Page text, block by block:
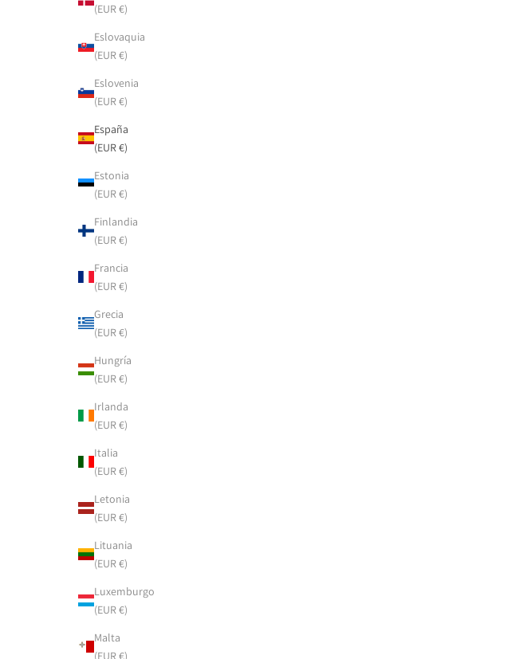
(EUR €)
Eslovaquia
(EUR €)
Eslovenia
(EUR €)
España
(EUR €)
Estonia
(EUR €)
Finlandia
(EUR €)
Francia
(EUR €)
Grecia
(EUR €)
Hungría
(EUR €)
Irlanda
(EUR €)
Italia
(EUR €)
Letonia
(EUR €)
Lituania
(EUR €)
Luxemburgo
(EUR €)
Malta
(EUR €)